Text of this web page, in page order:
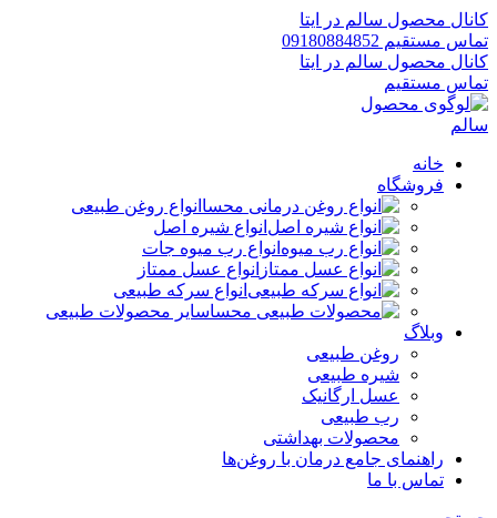
کانال محصول سالم در ایتا
تماس مستقیم 09180884852
کانال محصول سالم در ایتا
تماس مستقیم
خانه
فروشگاه
انواع روغن طبیعی
انواع شیره اصل
انواع رب میوه جات
انواع عسل ممتاز
انواع سرکه طبیعی
سایر محصولات طبیعی
وبلاگ
روغن طبیعی
شیره طبیعی
عسل ارگانیک
رب طبیعی
محصولات بهداشتی
راهنمای جامع درمان با روغن‌ها
تماس با ما